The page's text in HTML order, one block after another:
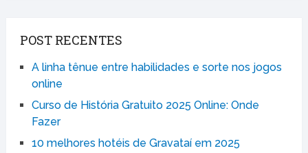
POST RECENTES
A linha tênue entre habilidades e sorte nos jogos
online
Curso de História Gratuito 2025 Online: Onde
Fazer
10 melhores hotéis de Gravataí em 2025